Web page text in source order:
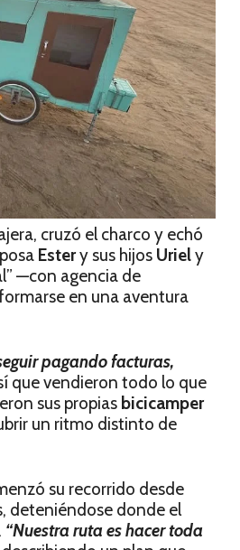
cruzó el charco y echó
Estery sus hijos Uriely
—con agencia de
en una aventura
pagando facturas,
que vendieron todo lo que
sus propias bicicamper
un ritmo distinto de
su recorrido desde
deteniéndose donde el
“Nuestra ruta es hacer toda